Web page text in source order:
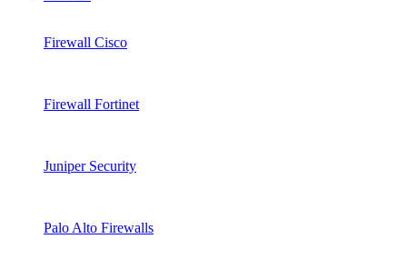
Firewall Cisco
Firewall Fortinet
Juniper Security
Palo Alto Firewalls